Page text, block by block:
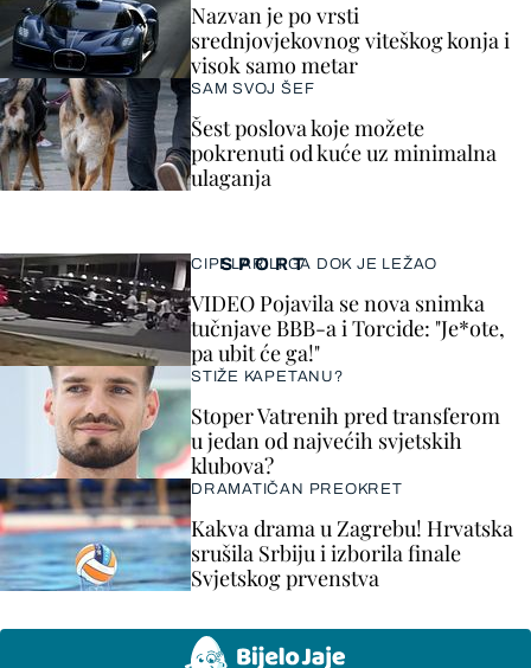
SPORT
CIPELARILI GA DOK JE LEŽAO
VIDEO Pojavila se nova snimka
tučnjave BBB-a i Torcide: "Je*ote,
pa ubit će ga!"
STIŽE KAPETANU?
Stoper Vatrenih pred transferom
u jedan od najvećih svjetskih
klubova?
DRAMATIČAN PREOKRET
Kakva drama u Zagrebu! Hrvatska
srušila Srbiju i izborila finale
Svjetskog prvenstva
Nazvan je po vrsti
srednjovjekovnog viteškog konja i
visok samo metar
SAM SVOJ ŠEF
Šest poslova koje možete
pokrenuti od kuće uz minimalna
ulaganja